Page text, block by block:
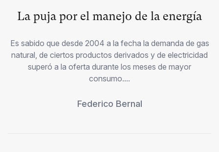
La puja por el manejo de la energía
Es sabido que desde 2004 a la fecha la demanda de gas
natural, de ciertos productos derivados y de electricidad
superó a la oferta durante los meses de mayor
consumo....
Federico Bernal